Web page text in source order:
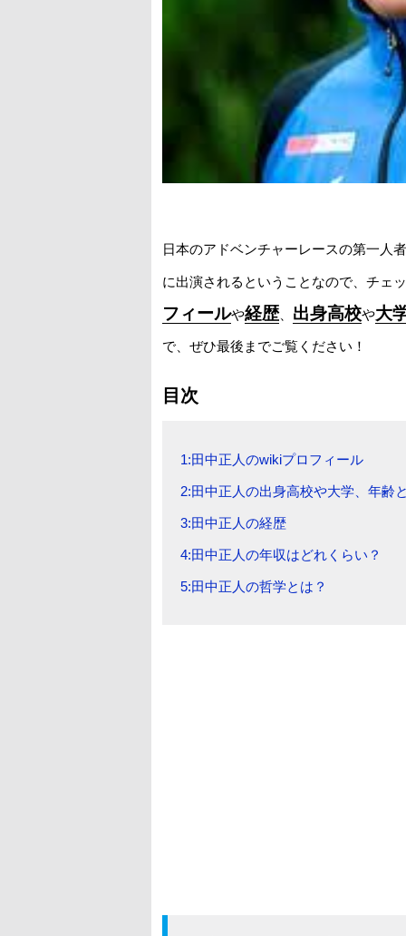
日本のアドベンチャーレースの第一人
に出演されるということなので、チェ
フィールや経歴、 出身高校や大
で、ぜひ最後までご覧ください！
目次
1:田中正人のwikiプロフィール
2:田中正人の出身高校や大学、年齢
3:田中正人の経歴
4:田中正人の年収はどれくらい？
5:田中正人の哲学とは？